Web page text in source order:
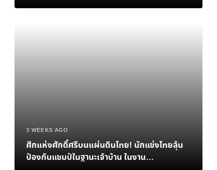
3 WEEKS AGO
ศึกแห่งศักดิ์ศรีบนแผ่นดินไทย! นักแข่งไทยลุ้น
ป้องกันแชมป์ในฐานะเจ้าบ้าน ในงาน